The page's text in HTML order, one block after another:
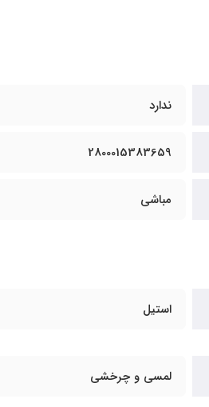
ندارد
2800015383659
مباشی
استیل
لمسی و چرخشی